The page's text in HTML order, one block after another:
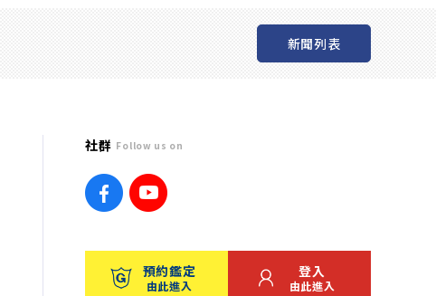
新聞列表
社群 Follow us on
預約鑑定
由此進入
登入
由此進入